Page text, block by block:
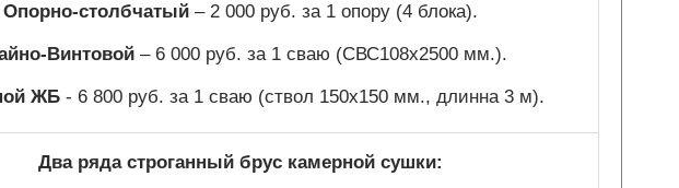
Опорно-столбчатый – 2 000 руб. за 1 опору (4 блока).
Винтовой – 6 000 руб. за 1 сваю (СВС108х2500 мм.).
ЖБ - 6 800 руб. за 1 сваю (ствол 150х150 мм., длинна 3 м).
Два ряда строганный брус камерной сушки: